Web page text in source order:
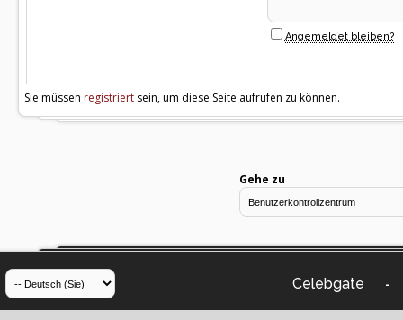
Angemeldet bleiben?
Sie müssen registriert sein, um diese Seite aufrufen zu können.
Gehe zu
Celebgate -